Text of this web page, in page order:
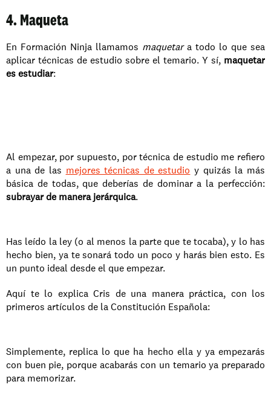
4. Maqueta
En Formación Ninja llamamos maquetar a todo lo que sea
aplicar técnicas de estudio sobre el temario. Y sí, maquetar
es estudiar:
Al empezar, por supuesto, por técnica de estudio me refiero
a una de las mejores técnicas de estudio y quizás la más
subrayar de manera jerárquica.
Has leído la ley (o al menos la parte que te tocaba), y lo has
hecho bien, ya te sonará todo un poco y harás bien esto. Es
un punto ideal desde el que empezar.
Aquí te lo explica Cris de una manera práctica, con los
primeros artículos de la Constitución Española:
Simplemente, replica lo que ha hecho ella y ya empezarás
con buen pie, porque acabarás con un temario ya preparado
para memorizar.